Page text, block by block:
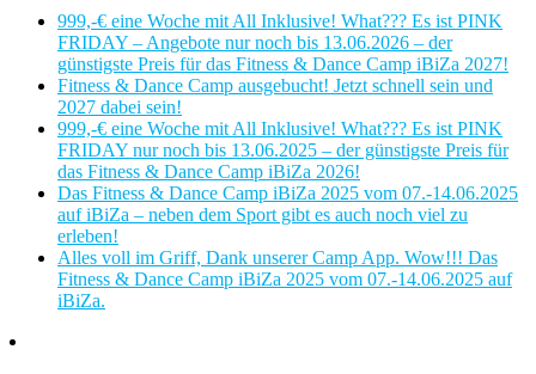
999,-€ eine Woche mit All Inklusive! What??? Es ist PINK
FRIDAY – Angebote nur noch bis 13.06.2026 – der
günstigste Preis für das Fitness & Dance Camp iBiZa 2027!
Fitness & Dance Camp ausgebucht! Jetzt schnell sein und
2027 dabei sein!
999,-€ eine Woche mit All Inklusive! What??? Es ist PINK
FRIDAY nur noch bis 13.06.2025 – der günstigste Preis für
das Fitness & Dance Camp iBiZa 2026!
Das Fitness & Dance Camp iBiZa 2025 vom 07.-14.06.2025
auf iBiZa – neben dem Sport gibt es auch noch viel zu
erleben!
Alles voll im Griff, Dank unserer Camp App. Wow!!! Das
Fitness & Dance Camp iBiZa 2025 vom 07.-14.06.2025 auf
iBiZa.